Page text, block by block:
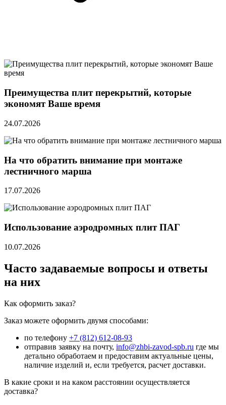
Преимущества плит перекрытий, которые
экономят Ваше время
24.07.2026
На что обратить внимание при монтаже
лестничного марша
17.07.2026
Использование аэродромных плит ПАГ
10.07.2026
Часто задаваемые вопросы и ответы
на них
Как оформить заказ?
Заказ можете оформить двумя способами:
по телефону +7 (812) 612-08-93
отправив заявку на почту, info@zhbi-zavod-spb.ru где мы
детально обработаем и предоставим актуальные цены,
наличие изделий и, если требуется, расчет доставки.
В какие сроки и на каком расстоянии осуществляется
доставка?